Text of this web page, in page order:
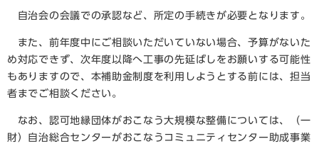
自治会の会議での承認など、所定の手続きが必要となります。
また、前年度中にご相談いただいていない場合、予算がないた
め対応できず、次年度以降へ工事の先延ばしをお願いする可能性
もありますので、本補助金制度を利用しようとする前には、担当
者までご相談ください。
なお、認可地縁団体がおこなう大規模な整備については、（一
財）自治総合センターがおこなうコミュニティセンター助成事業